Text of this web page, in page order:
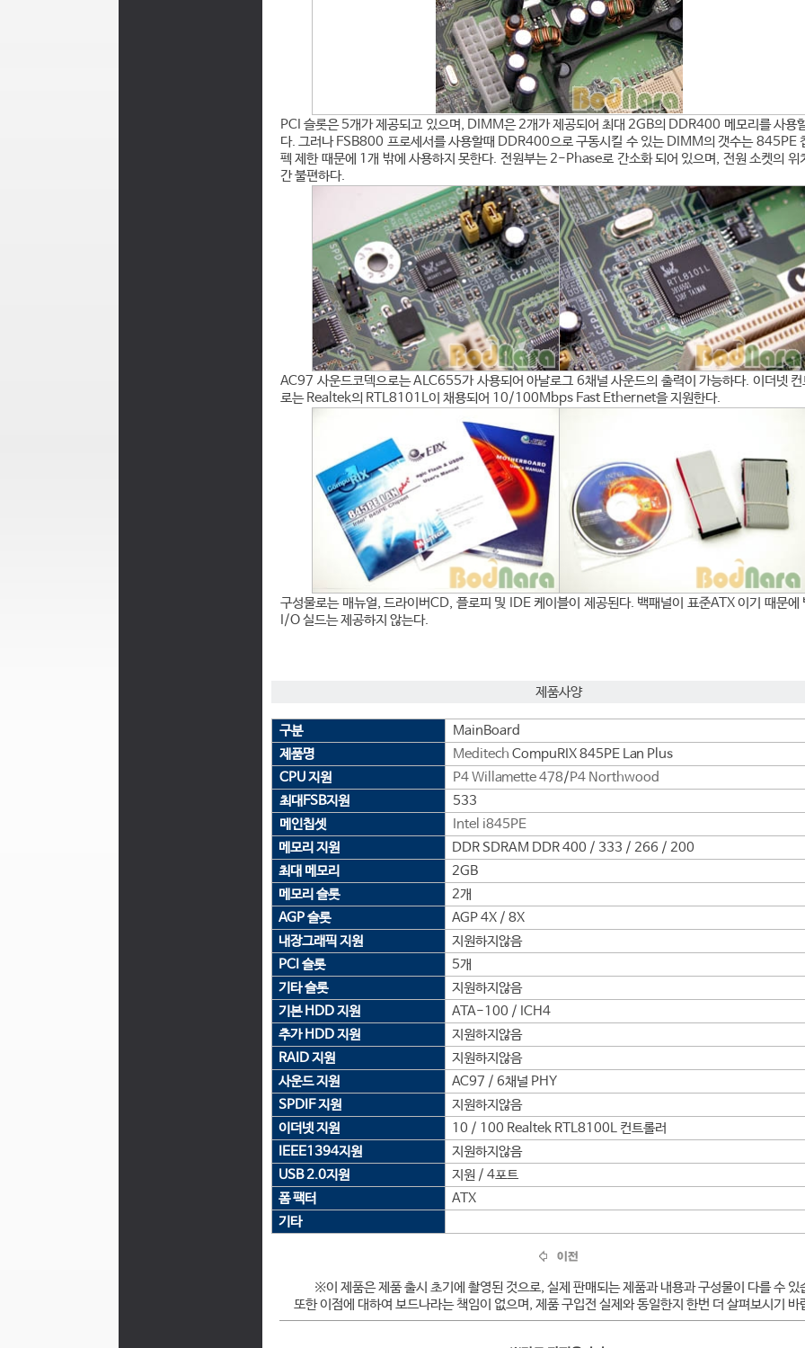
PCI 슬롯은 5개가 제공되고 있으며, DIMM은 2개가 제공되어 최대 2GB의 DDR400 메모리를 사용
다. 그러나 FSB800 프로세서를 사용할때 DDR400으로 구동시킬 수 있는 DIMM의 갯수는 845PE
펙 제한 때문에 1개 밖에 사용하지 못한다. 전원부는 2-Phase로 간소화 되어 있으며, 전원 소켓의 위
간 불편하다.
AC97 사운드코덱으로는 ALC655가 사용되어 아날로그 6채널 사운드의 출력이 가능하다. 이더넷 컨
로는 Realtek의 RTL8101L이 채용되어 10/100Mbps Fast Ethernet을 지원한다.
구성물로는 매뉴얼, 드라이버CD, 플로피 및 IDE 케이블이 제공된다. 백패널이 표준ATX 이기 때문에
I/O 실드는 제공하지 않는다.
제품사양
구분
MainBoard
제품명
Meditech CompuRIX 845PE Lan Plus
CPU 지원
P4 Willamette 478/P4 Northwood
최대FSB지원
533
메인칩셋
Intel i845PE
메모리 지원
DDR SDRAM DDR 400 / 333 / 266 / 200
최대 메모리
2GB
메모리 슬롯
2개
AGP 슬롯
AGP 4X / 8X
내장그래픽 지원
지원하지않음
PCI 슬롯
5개
기타 슬롯
지원하지않음
기본 HDD 지원
ATA-100 / ICH4
추가 HDD 지원
지원하지않음
RAID 지원
지원하지않음
사운드 지원
AC97 / 6채널 PHY
SPDIF 지원
지원하지않음
이더넷 지원
10 / 100 Realtek RTL8100L 컨트롤러
IEEE1394지원
지원하지않음
USB 2.0지원
지원 / 4포트
폼 팩터
ATX
기타
※이 제품은 제품 출시 초기에 촬영된 것으로, 실제 판매되는 제품과 내용과 구성물이 다를 수 있
또한 이점에 대하여 보드나라는 책임이 없으며, 제품 구입전 실제와 동일한지 한번 더 살펴보시기 바